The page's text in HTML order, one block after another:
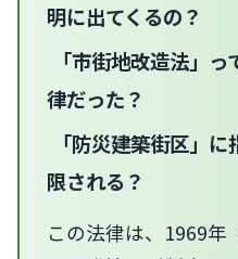
明に出てくるの？
「市街地改造法」
律だった？
「防災建築街区」
限される？
この法律は、1969年